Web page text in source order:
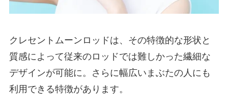
クレセントムーンロッドは、その特徴的な形状と
質感によって従来のロッドでは難しかった繊細な
デザインが可能に。さらに幅広いまぶたの人にも
利用できる特徴があります。